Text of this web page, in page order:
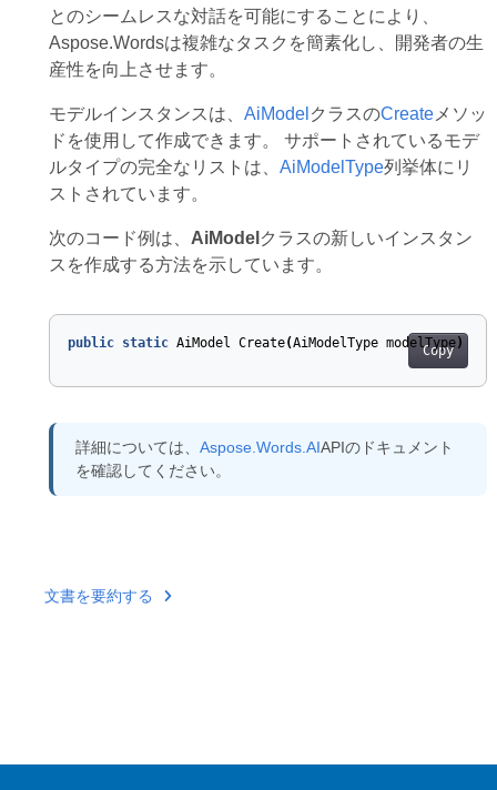
とのシームレスな対話を可能にすることにより、
Aspose.Wordsは複雑なタスクを簡素化し、開発者の生
産性を向上させます。
モデルインスタンスは、 AiModel クラスのCreateメソッ
ドを使用して作成できます。 サポートされているモデ
ルタイプの完全なリストは、 AiModelType列挙体にリ
ストされています。
次のコード例は、 AiModel クラスの新しいインスタン
スを作成する方法を示しています。
Copy
public static AiModel Create(AiModelType modelType)
詳細については、 Aspose.Words.AIAPIのドキュメント
を確認してください。
文書を要約する